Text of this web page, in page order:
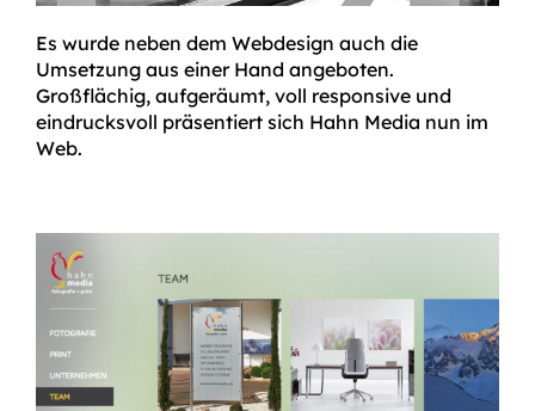
Es wurde neben dem Webdesign auch die
Umsetzung aus einer Hand angeboten.
Großflächig, aufgeräumt, voll responsive und
eindrucksvoll präsentiert sich Hahn Media nun im
Web.